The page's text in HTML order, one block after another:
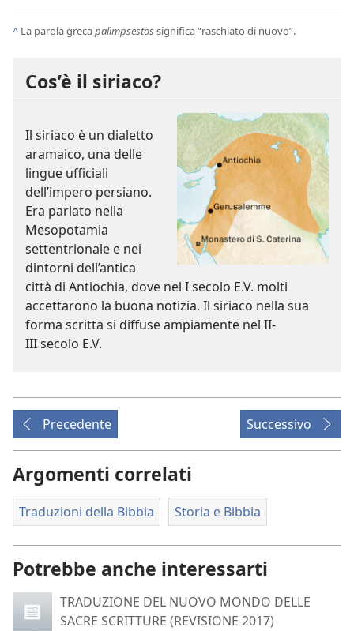
^ La parola grecapalìmpsestossignifica “raschiato di nuovo”.
Cos’è il siriaco?
Il siriaco è un dialetto
aramaico, una delle
lingue ufficiali
dell’impero persiano.
Era parlato nella
Mesopotamia
settentrionale e nei
dintorni dell’antica
città di Antiochia, dove nel I secolo E.V. molti
accettarono la buona notizia. Il siriaco nella sua
forma scritta si diffuse ampiamente nel II-
III secolo E.V.
Precedente Successivo
Argomenti correlati
Traduzioni della Bibbia Storia e Bibbia
Potrebbe anche interessarti
TRADUZIONE DEL NUOVO MONDO DELLE
SACRE SCRITTURE (REVISIONE 2017)